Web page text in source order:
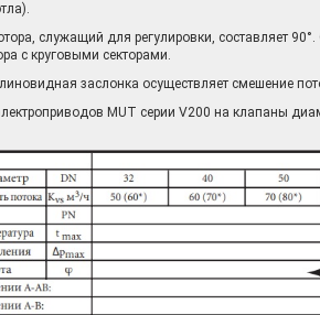
служащий для регулировки, составляет
с круговыми секторами.
заслонка осуществляет смешение
MUT серии V200 на клапаны